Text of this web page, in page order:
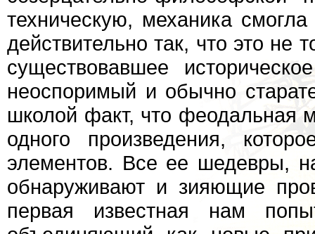
техническую, механика
действительно так, что это не
существовавшее
неоспоримый и обычно
школой факт, что феодальная
одного произведения,
элементов. Все ее шедевры,
обнаруживают и зияющие
первая известная нам